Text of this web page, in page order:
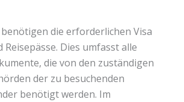
benötigen die erforderlichen Visa
Reisepässe. Dies umfasst alle
die von den zuständigen
der zu besuchenden
benötigt werden. Im